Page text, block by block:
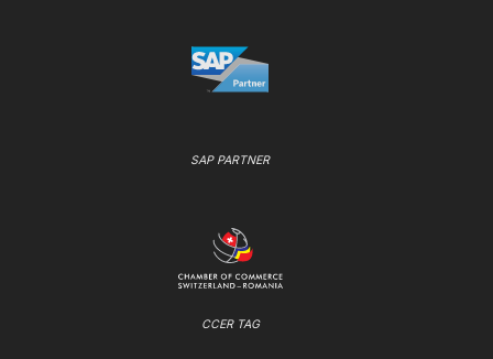
SAP PARTNER
CCER TAG